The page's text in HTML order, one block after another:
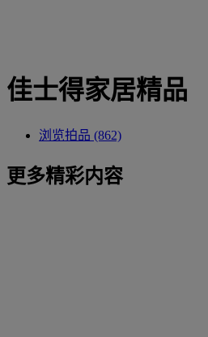
佳士得家居精品
浏览拍品 (862)
更多精彩内容